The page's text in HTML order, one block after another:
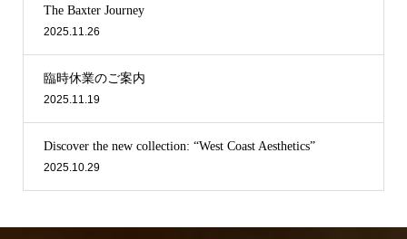
The Baxter Journey
2025.11.26
臨時休業のご案内
2025.11.19
Discover the new collection: “West Coast Aesthetics”
2025.10.29